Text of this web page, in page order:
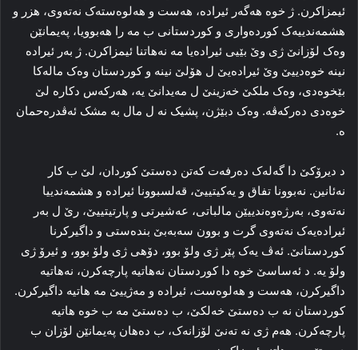
ئیمزاکرن. ژ خوه‌ هه‌گه‌ر ئیراده‌، هه‌ست و هه‌لوه‌سته‌ک نه‌ته‌وی، هزر و
هشمه‌ندییه‌ک کورده‌واری و کوردستانی ب مه‌ را هه‌بوویا، په‌یمانێن
وه‌ک لۆزانێ ژی وێ بێیی ئیراده‌یا مه‌ نه‌هاتنا ئیمزاکرن. ژ به‌ر ئیراده‌
نینە خوه‌دییێ وێ ئیراده‌یێ ل هۆلێ نینە و کوردستان وه‌ک ماله‌کا
بێخوه‌دی، وه‌ک ملکێ خه‌زینێ ل مه‌یدانێ یه‌، هه‌رکه‌س دکاره‌ لێ
خوه‌دی ده‌رکه‌ڤه‌. وه‌ک دبێژن، پشیک نه‌ ل مال به‌ مشک ئه‌ڤدره‌حمان
ه‌.
د دیرۆکێ دا گه‌له‌ک ده‌رفه‌ت که‌تن ده‌ستێ کوردان، لێ ب کار
نه‌ئانین. نه‌بوونا تفاق و یه‌کیتییێ، قه‌لسبوونا ئیراده‌ و هشمه‌ندییا
نه‌ته‌وی، به‌رژه‌وه‌ندییێن مالباتی، عه‌شیرتی و پارتیتییێ، رێ ل به‌ر
ئیراده‌یه‌ک نه‌ته‌وی گرت و بوون سه‌به‌بێ بنده‌ستی و داگیرکرنا
کوردستانێ. ئه‌ڤ یه‌ک پێر ژی ولۆ بوو، دۆهی ژی ولۆ بوو، و ئیرۆ ژی
ولۆ یه‌. د ئه‌ساسێ خوه‌ دا کوردستان نه‌هاتیه‌ پارچه‌کرن، نه‌هاتیه‌
داگیرکرن، هه‌ست و هه‌لوه‌ست، ئیراده‌ و مه‌ژییێ مه‌ هاتیه‌ داگیرکرن.
کوردستان نه‌ ب ده‌ستێ خه‌لکێ، ب ده‌ستێ مه‌ ب خوه‌ هاتیه‌
پارچه‌کرن. هه‌م ژی نه‌ ته‌نێ لۆزانه‌ک، ب ده‌هان په‌یمانێن لۆزان ب